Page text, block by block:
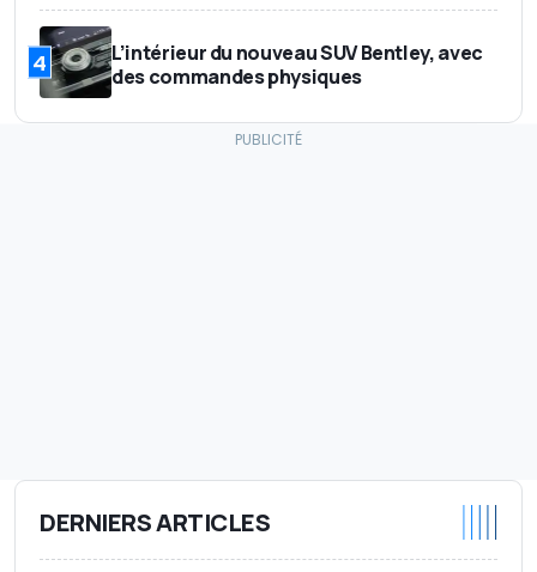
4
L’intérieur du nouveau SUV Bentley, avec
des commandes physiques
DERNIERS ARTICLES